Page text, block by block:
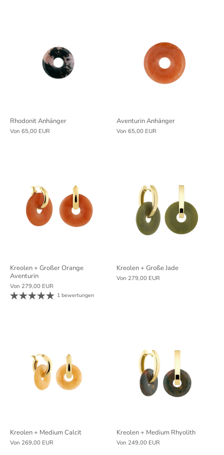
Rhodonit Anhänger
Von 65,00 EUR
Aventurin Anhänger
Von 65,00 EUR
Kreolen + Großer Orange
Aventurin
Von 279,00 EUR
1 bewertungen
Kreolen + Große Jade
Von 279,00 EUR
Kreolen + Medium Calcit
Von 269,00 EUR
Kreolen + Medium Rhyolith
Von 249,00 EUR